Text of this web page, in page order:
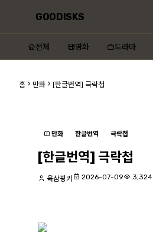
GOODISKS
전체 영화 드라마
홈 만화 [한글번역] 극락첩
만화 한글번역 극락첩
[한글번역] 극락첩
육삼핑키 2026-07-09 3,324